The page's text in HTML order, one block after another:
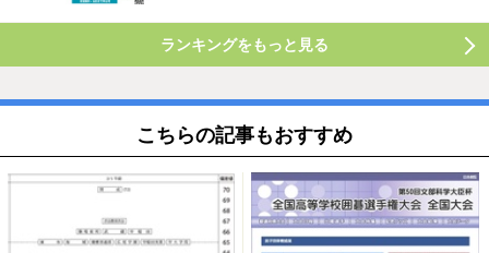
ランキングをもっと見る
こちらの記事もおすすめ